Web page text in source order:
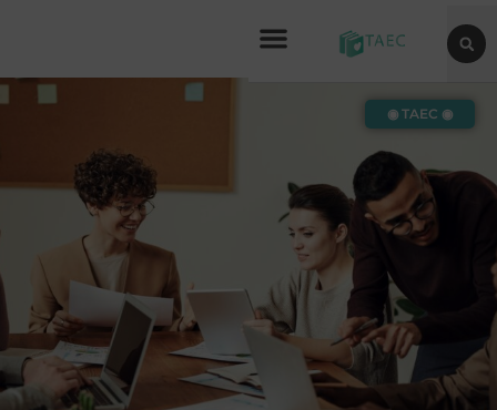
◉ TAEC ◉